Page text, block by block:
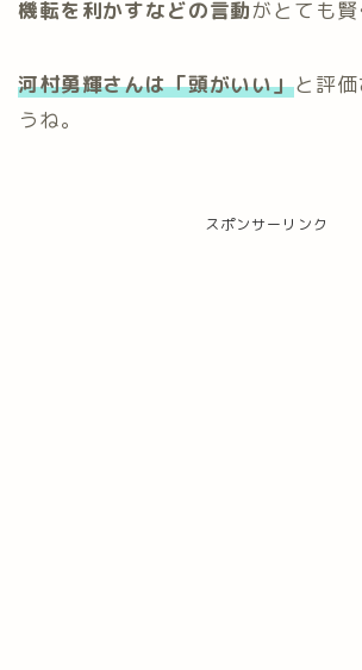
機転を利かすなどの言動がとても賢
河村勇輝さんは「頭がいい」と評
うね。
スポンサーリンク